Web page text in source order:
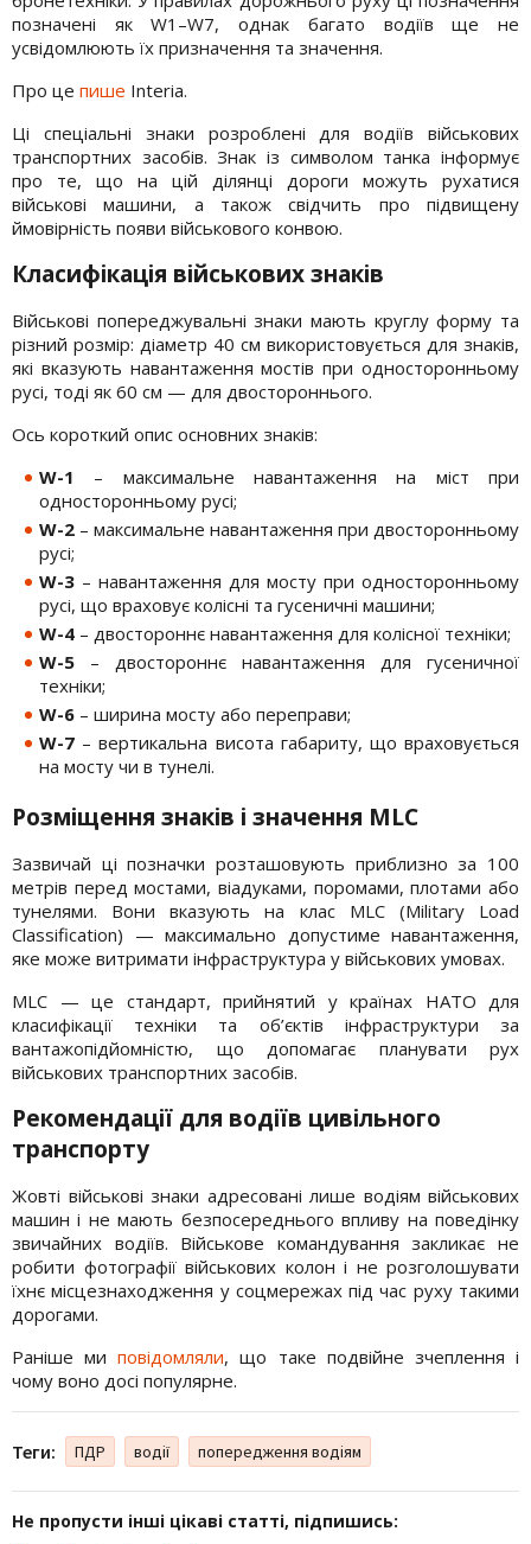
позначені як W1–W7, однак багато водіїв ще не
усвідомлюють їх призначення та значення.
Про це пише Interia.
Ці спеціальні знаки розроблені для водіїв військових
транспортних засобів. Знак із символом танка інформує
про те, що на цій ділянці дороги можуть рухатися
військові машини, а також свідчить про підвищену
ймовірність появи військового конвою.
Класифікація військових знаків
Військові попереджувальні знаки мають круглу форму та
різний розмір: діаметр 40 см використовується для знаків,
які вказують навантаження мостів при односторонньому
русі, тоді як 60 см — для двостороннього.
Ось короткий опис основних знаків:
W-1 – максимальне навантаження на міст при
односторонньому русі;
W-2 – максимальне навантаження при двосторонньому
русі;
W-3 – навантаження для мосту при односторонньому
русі, що враховує колісні та гусеничні машини;
W-4 – двостороннє навантаження для колісної техніки;
W-5 – двостороннє навантаження для гусеничної
техніки;
W-6 – ширина мосту або переправи;
W-7 – вертикальна висота габариту, що враховується
на мосту чи в тунелі.
Розміщення знаків і значення MLC
Зазвичай ці позначки розташовують приблизно за 100
метрів перед мостами, віадуками, поромами, плотами або
тунелями. Вони вказують на клас MLC (Military Load
Classification) — максимально допустиме навантаження,
яке може витримати інфраструктура у військових умовах.
MLC — це стандарт, прийнятий у країнах НАТО для
класифікації техніки та об’єктів інфраструктури за
вантажопідйомністю, що допомагає планувати рух
військових транспортних засобів.
Рекомендації для водіїв цивільного
транспорту
Жовті військові знаки адресовані лише водіям військових
машин і не мають безпосереднього впливу на поведінку
звичайних водіїв. Військове командування закликає не
робити фотографії військових колон і не розголошувати
їхнє місцезнаходження у соцмережах під час руху такими
дорогами.
Раніше миповідомляли, що таке подвійне зчеплення і
чому воно досі популярне.
Теги: ПДР водії попередження водіям
Не пропусти інші цікаві статті, підпишись: